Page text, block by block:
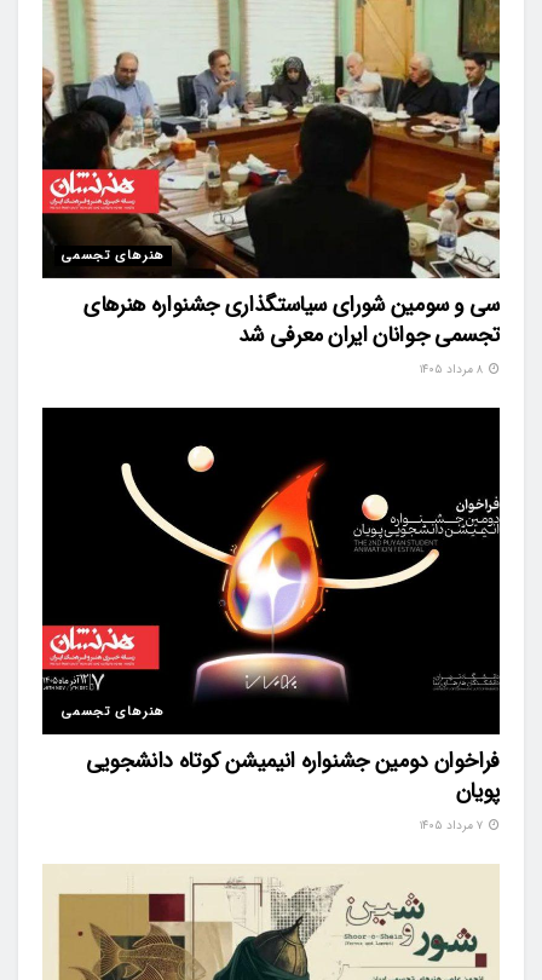
هنرهای تجسمی
سی و سومین شورای سیاستگذاری جشنواره هنرهای
تجسمی جوانان ایران معرفی شد
هنرهای تجسمی
فراخوان دومین جشنواره انیمیشن کوتاه دانشجویی
پویان